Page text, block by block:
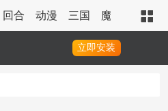
回合 动漫 三国 魔幻 策略
立即安装